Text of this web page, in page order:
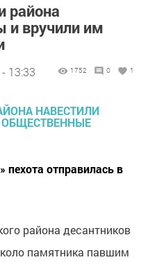
района
и вручили им
13:33 1752 0 1
пехота отправилась в
района десантников
памятника павшим